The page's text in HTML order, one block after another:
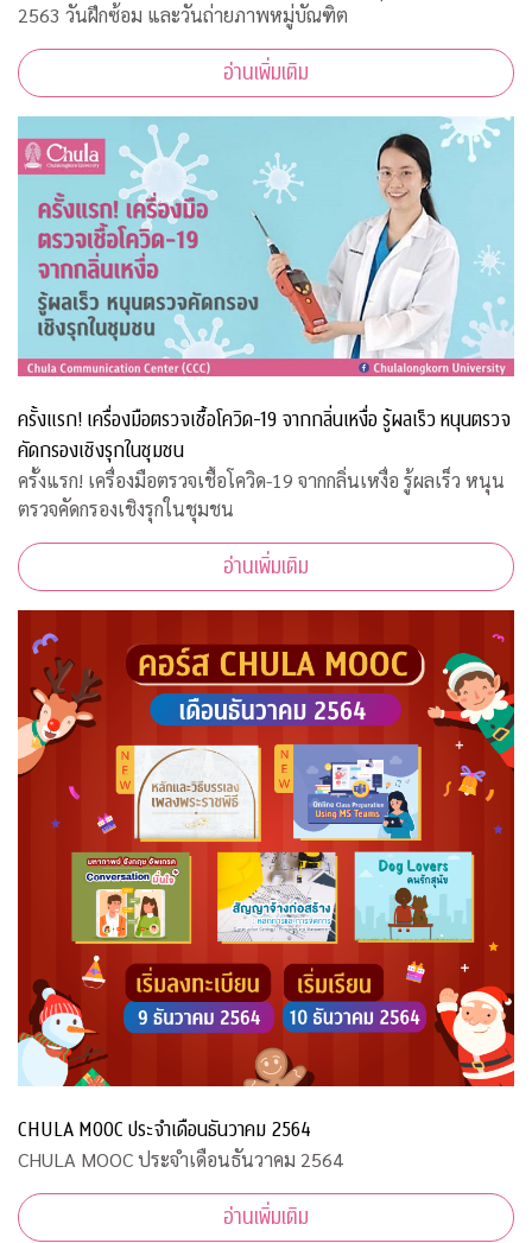
2563 วันฝึกซ้อม และวันถ่ายภาพหมู่บัณฑิต
อ่านเพิ่มเติม
ครั้งแรก! เครื่องมือตรวจเชื้อโควิด-19 จากกลิ่นเหงื่อ รู้ผลเร็ว หนุนตรวจ
คัดกรองเชิงรุกในชุมชน
ครั้งแรก! เครื่องมือตรวจเชื้อโควิด-19 จากกลิ่นเหงื่อ รู้ผลเร็ว หนุน
ตรวจคัดกรองเชิงรุกในชุมชน
อ่านเพิ่มเติม
CHULA MOOC ประจำเดือนธันวาคม 2564
CHULA MOOC ประจำเดือนธันวาคม 2564
อ่านเพิ่มเติม